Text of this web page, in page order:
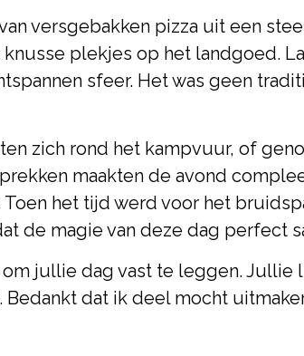
versgebakken pizza uit een
plekjes op het landgoed.
sfeer. Het was geen
zich rond het kampvuur, of
maakten de avond
het tijd werd voor het
de magie van deze dag perfect
om jullie dag vast te leggen.
dat ik deel mocht